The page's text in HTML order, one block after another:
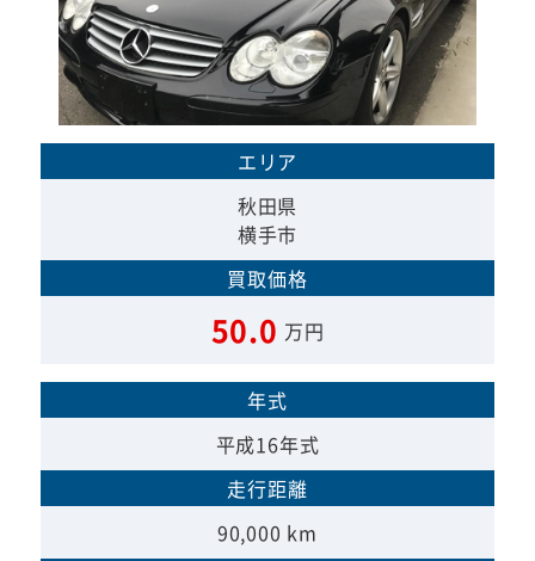
エリア
秋田県
横手市
買取価格
50.0 万円
年式
平成16年式
走行距離
90,000 km